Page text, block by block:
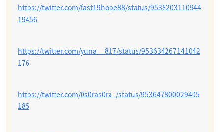
https://twitter.com/fast19hope88/status/9538203110944
19456
https://twitter.com/yuna__817/status/953634267141042
176
https://twitter.com/0s0ras0ra_/status/953647800029405
185